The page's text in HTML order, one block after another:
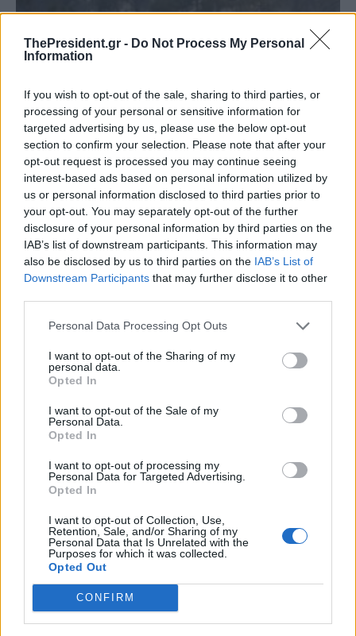
ThePresident.gr - Do Not Process My Personal
Information
If you wish to opt-out of the sale, sharing to third parties, or
processing of your personal or sensitive information for
targeted advertising by us, please use the below opt-out
section to confirm your selection. Please note that after your
opt-out request is processed you may continue seeing
interest-based ads based on personal information utilized by
us or personal information disclosed to third parties prior to
your opt-out. You may separately opt-out of the further
disclosure of your personal information by third parties on the
IAB’s list of downstream participants. This information may
also be disclosed by us to third parties on the IAB’s List of
Downstream Participants that may further disclose it to other
Personal Data Processing Opt Outs
I want to opt-out of the Sharing of my
personal data.
Opted In
I want to opt-out of the Sale of my
Personal Data.
Opted In
I want to opt-out of processing my
Personal Data for Targeted Advertising.
Opted In
I want to opt-out of Collection, Use,
Retention, Sale, and/or Sharing of my
Personal Data that Is Unrelated with the
Purposes for which it was collected.
Opted Out
CONFIRM
Πολύ υψηλός κίνδυνος πυρκαγιάς την Τρίτη
σε Αττική και στις Περιφερειακές Ενότητες
Εύβοιας και Χίου
Ενότητες Εύβοιας και Χίου, σύμφωνα με το Χάρτη
Στον ανακριτή την Τρίτη οι δύο συλληφθέντες
για τη μεγάλη πυρκαγιά που ξεκίνησε στη
Βοιωτία